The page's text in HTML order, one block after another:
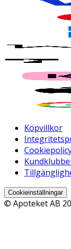
Köpvillkor
Cookieinställningar
© Apoteket AB